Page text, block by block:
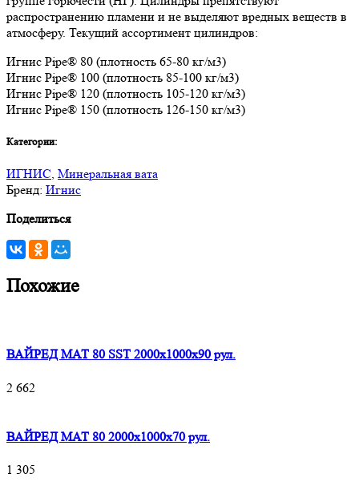
распространению пламени и не выделяют вредных веществ в
атмосферу. Текущий ассортимент цилиндров:
Игнис Pipe® 80 (плотность 65-80 кг/м3)
Игнис Pipe® 100 (плотность 85-100 кг/м3)
Игнис Pipe® 120 (плотность 105-120 кг/м3)
Игнис Pipe® 150 (плотность 126-150 кг/м3)
Категории:
ИГНИС, Минеральная вата
Бренд: Игнис
Поделиться
Похожие
ВАЙРЕД МАТ 80 SST 2000x1000x90 рул.
2 662
ВАЙРЕД МАТ 80 2000x1000x70 рул.
1 305